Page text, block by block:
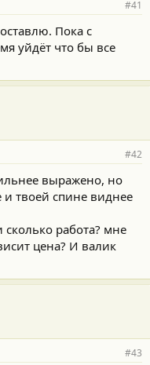
#41
Пока с
уйдёт что бы все
#42
выражено, но
твоей спине виднее
работа? мне
цена? И валик
#43